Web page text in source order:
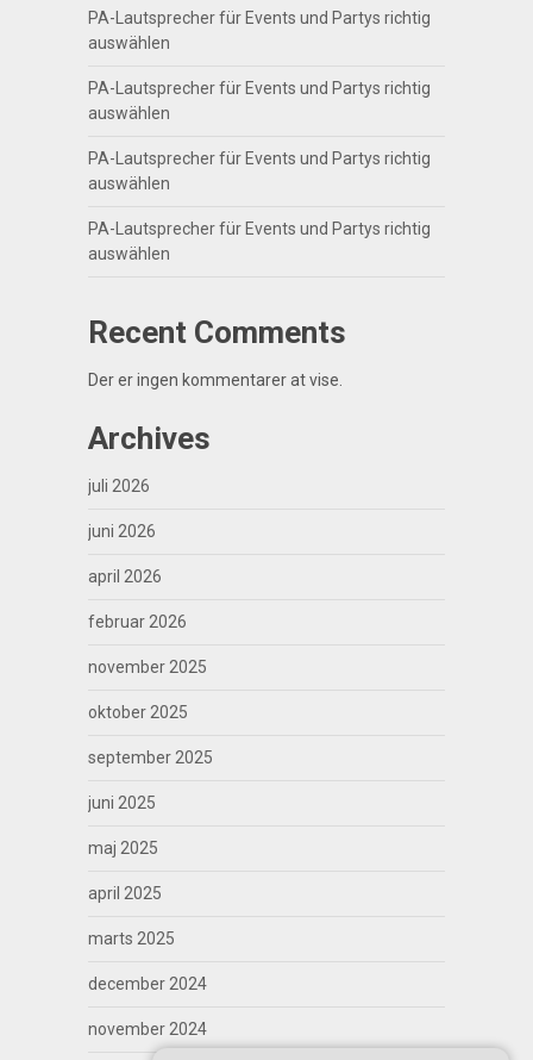
PA-Lautsprecher für Events und Partys richtig
auswählen
PA-Lautsprecher für Events und Partys richtig
auswählen
PA-Lautsprecher für Events und Partys richtig
auswählen
PA-Lautsprecher für Events und Partys richtig
auswählen
Recent Comments
Der er ingen kommentarer at vise.
Archives
juli 2026
juni 2026
april 2026
februar 2026
november 2025
oktober 2025
september 2025
juni 2025
maj 2025
april 2025
marts 2025
december 2024
november 2024